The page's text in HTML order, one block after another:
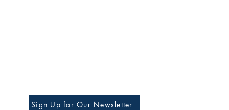
Sign Up for Our Newsletter